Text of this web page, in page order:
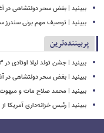
ببینید | بغض سحر دولتشاهی در
ببینید | توصیف مهم برنی سندرز
پربیننده‌ترین
ببینید | جشن تولد لیلا اوتادی در ۴۳ سالگی‌اش با یک سورپرایز
ببینید | بغض سحر دولتشاهی در
ببینید | محمد صلاح مات و مبهوت
ببینید | رئیس خزانه‌داری آمریکا